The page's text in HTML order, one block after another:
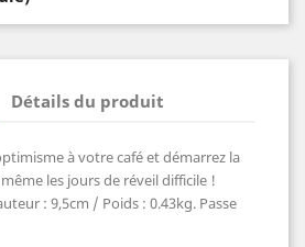
Détails du produit
à votre café et démarrez la
les jours de réveil difficile !
: 9,5cm / Poids : 0.43kg. Passe